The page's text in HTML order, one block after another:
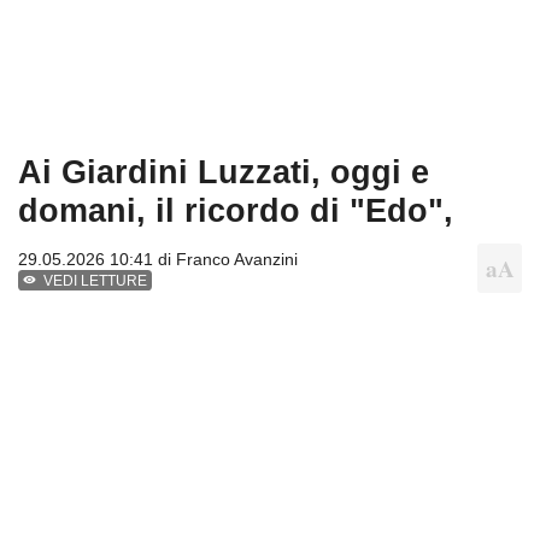
Ai Giardini Luzzati, oggi e
domani, il ricordo di "Edo",
29.05.2026 10:41 di Franco Avanzini
VEDI LETTURE